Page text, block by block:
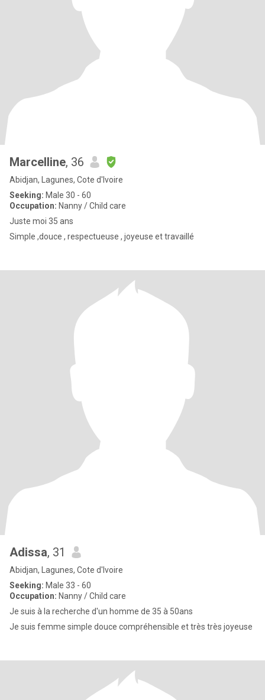
Marcelline, 36
Abidjan, Lagunes, Cote d'Ivoire
Seeking: Male 30 - 60
Occupation: Nanny / Child care
Juste moi 35 ans
Simple ,douce , respectueuse , joyeuse et travaillé
Adissa, 31
Abidjan, Lagunes, Cote d'Ivoire
Seeking: Male 33 - 60
Occupation: Nanny / Child care
Je suis à la recherche d'un homme de 35 à 50ans
Je suis femme simple douce compréhensible et très très joyeuse